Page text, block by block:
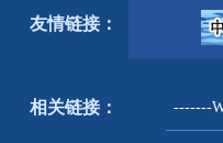
友情链接：
相关链接：